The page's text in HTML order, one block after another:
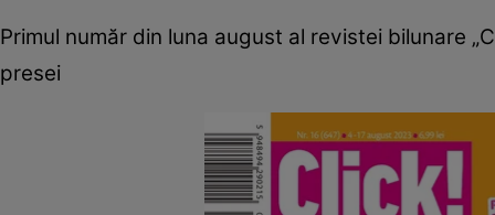
Primul număr din luna august al revistei bilunare
presei